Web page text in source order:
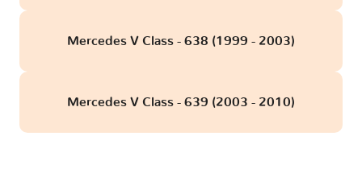
Mercedes V Class - 638 (1999 - 2003)
Mercedes V Class - 639 (2003 - 2010)